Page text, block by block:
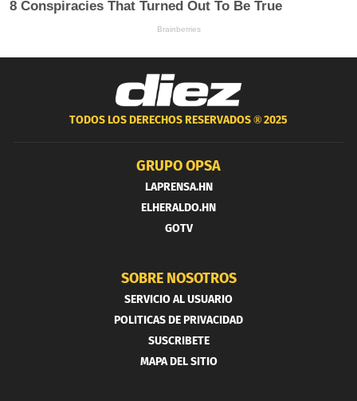
TODOS LOS DERECHOS RESERVADOS ®2025
GRUPO OPSA
LAPRENSA.HN
ELHERALDO.HN
GOTV
SOBRE NOSOTROS
SERVICIO AL USUARIO
POLITICAS DE PRIVACIDAD
SUSCRIBETE
MAPA DEL SITIO